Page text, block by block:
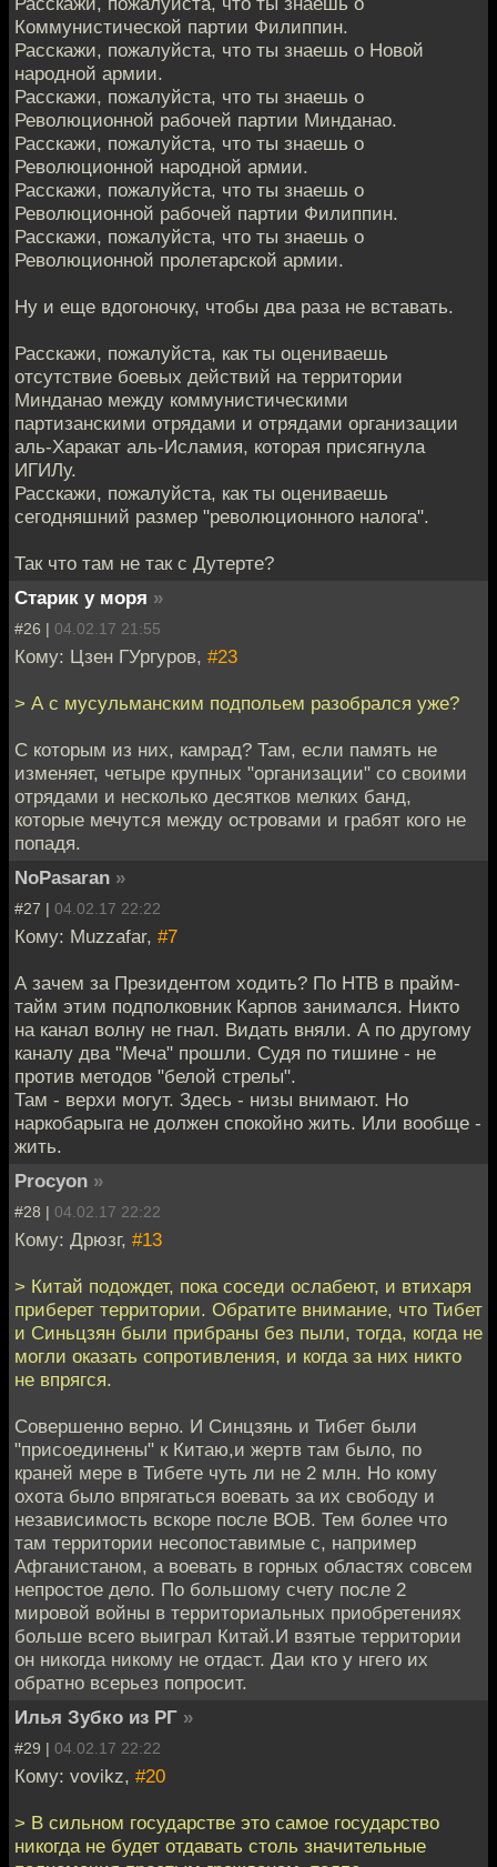
Коммунистической партии Филиппин.
Расскажи, пожалуйста, что ты знаешь о Новой
народной армии.
Расскажи, пожалуйста, что ты знаешь о
Революционной рабочей партии Минданао.
Расскажи, пожалуйста, что ты знаешь о
Революционной народной армии.
Расскажи, пожалуйста, что ты знаешь о
Революционной рабочей партии Филиппин.
Расскажи, пожалуйста, что ты знаешь о
Революционной пролетарской армии.
Ну и еще вдогоночку, чтобы два раза не вставать.
Расскажи, пожалуйста, как ты оцениваешь
отсутствие боевых действий на территории
Минданао между коммунистическими
партизанскими отрядами и отрядами организации
аль-Харакат аль-Исламия, которая присягнула
ИГИЛу.
Расскажи, пожалуйста, как ты оцениваешь
сегодняшний размер "революционного налога".
Так что там не так с Дутерте?
Старик у моря »
#26 | 04.02.17 21:55
Кому: Цзен ГУргуров, #23
> А с мусульманским подпольем разобрался уже?
С которым из них, камрад? Там, если память не
изменяет, четыре крупных "организации" со своими
отрядами и несколько десятков мелких банд,
которые мечутся между островами и грабят кого не
попадя.
NoPasaran »
#27 | 04.02.17 22:22
Кому: Muzzafar, #7
А зачем за Президентом ходить? По НТВ в прайм-
тайм этим подполковник Карпов занимался. Никто
на канал волну не гнал. Видать вняли. А по другому
каналу два "Меча" прошли. Судя по тишине - не
против методов "белой стрелы".
Там - верхи могут. Здесь - низы внимают. Но
наркобарыга не должен спокойно жить. Или вообще -
жить.
Procyon »
#28 | 04.02.17 22:22
Кому: Дрюзг, #13
> Китай подождет, пока соседи ослабеют, и втихаря
приберет территории. Обратите внимание, что Тибет
и Синьцзян были прибраны без пыли, тогда, когда не
могли оказать сопротивления, и когда за них никто
не впрягся.
Совершенно верно. И Синцзянь и Тибет были
"присоединены" к Китаю,и жертв там было, по
краней мере в Тибете чуть ли не 2 млн. Но кому
охота было впрягаться воевать за их свободу и
независимость вскоре после ВОВ. Тем более что
там территории несопоставимые с, например
Афганистаном, а воевать в горных областях совсем
непростое дело. По большому счету после 2
мировой войны в территориальных приобретениях
больше всего выиграл Китай.И взятые территории
он никогда никому не отдаст. Даи кто у нгего их
обратно всерьез попросит.
Илья Зубко из РГ »
#29 | 04.02.17 22:22
Кому: vovikz, #20
> В сильном государстве это самое государство
никогда не будет отдавать столь значительные